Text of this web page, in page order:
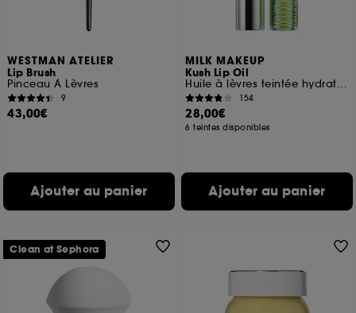
WESTMAN ATELIER
Lip Brush
Pinceau À Lèvres
9
43,00€
Ajouter au panier
MILK MAKEUP
Kush Lip Oil
Huile à lèvres teintée hydratante
154
28,00€
6 teintes disponibles
Ajouter au panier
Clean at Sephora